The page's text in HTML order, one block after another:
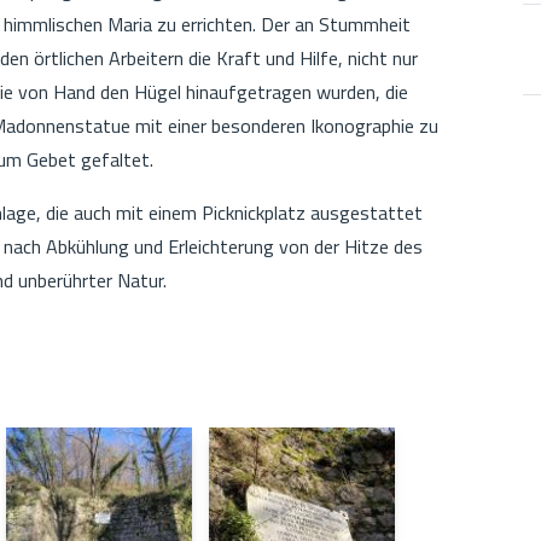
Maria zu errichten. Der an Stummheit
örtlichen Arbeitern die Kraft und Hilfe, nicht nur
von Hand den Hügel hinaufgetragen wurden, die
mit einer besonderen Ikonographie zu
Gebet gefaltet.
die auch mit einem Picknickplatz ausgestattet
Abkühlung und Erleichterung von der Hitze des
unberührter Natur.